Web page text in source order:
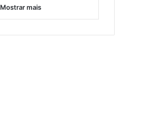
Mostrar mais